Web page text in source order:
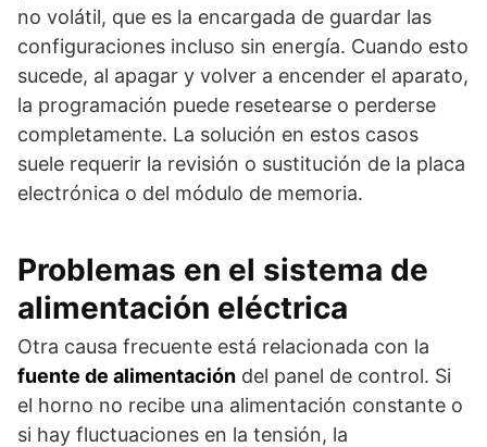
no volátil, que es la encargada de guardar las
configuraciones incluso sin energía. Cuando esto
sucede, al apagar y volver a encender el aparato,
la programación puede resetearse o perderse
completamente. La solución en estos casos
suele requerir la revisión o sustitución de la placa
electrónica o del módulo de memoria.
Problemas en el sistema de
alimentación eléctrica
Otra causa frecuente está relacionada con la
fuente de alimentación del panel de control. Si
el horno no recibe una alimentación constante o
si hay fluctuaciones en la tensión, la